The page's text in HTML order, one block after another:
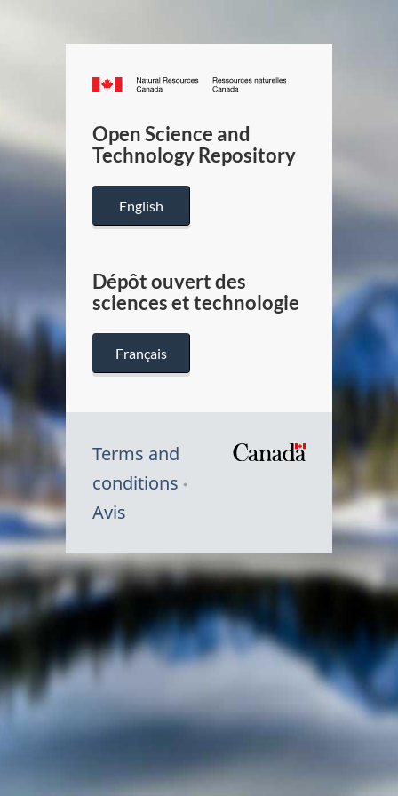
Canada.ca
/
Canada
Open Science and
Technology Repository
English
Dépôt ouvert des
sciences et technologie
Français
Terms and
conditions
Avis
Symbole
du
Canada